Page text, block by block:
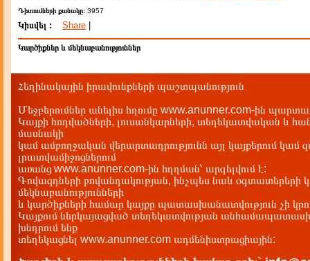
Դիտումների քանակը: 3957
Կիսվել : Share
Կարծիքներ և մեկնաբանություններ
Հեղինակային իրավունքների պաշտպանություն
Մեջբերումներ անելիս հղումը www.anunner.com-ին
Կայքի հոդվածների, լուսանկարների, տեղեկատվական և
մասնակի
կամ ամբողջական վերարտադրությունն այլ կայքերում կամ
լրատվամիջոցներում
առանց www.anunner.com-ին հղղման՝ արգելվում է:
Գովազդների բովանդակության, ինչպես նաև օգտատերերի
մեկնաբանությունների
և կարծիքների համար կայքը պատասխանատվություն չի
Կայքում ներկայացված տեղեկատվության
խնդրում ենք
տեղեկացնել www.anunner.com ադմենիստրացիային: